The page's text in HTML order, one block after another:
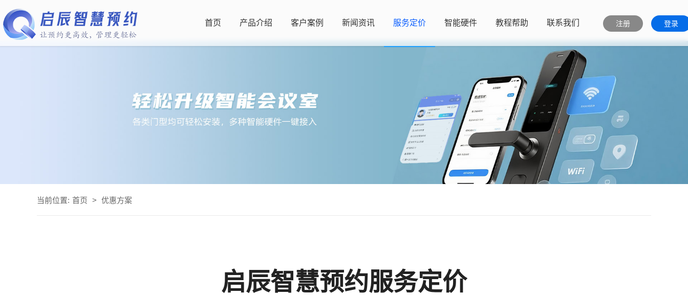
首页 产品介绍 客户案例 新闻资讯 服务定价 智能硬件 教程帮助 联系我们 登录
注册
当前位置: 首页 > 优惠方案
启辰智慧预约服务定价